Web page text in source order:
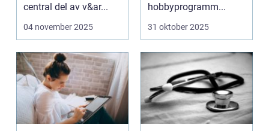
central del av v&ar...
04 november 2025
hobbyprogramm...
31 oktober 2025